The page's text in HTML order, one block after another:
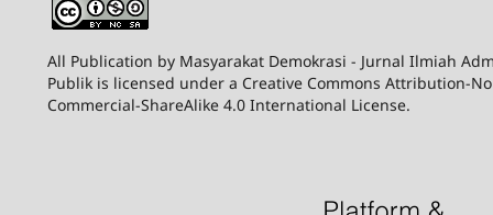
All Publication by Masyarakat Demokrasi - Jurnal Ilmiah
Publik is licensed under a Creative Commons Attribution-
Commercial-ShareAlike 4.0 International License.